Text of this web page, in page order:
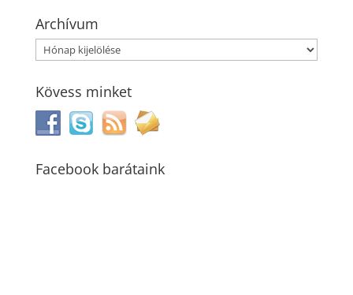
Archívum
Archívum
Kövess minket
Facebook barátaink